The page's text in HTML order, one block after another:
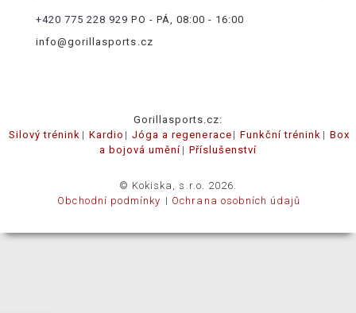
+420 775 228 929 PO - PÁ, 08:00 - 16:00
info@gorillasports.cz
Gorillasports.cz:
Silový trénink
Kardio Jóga a regenerace Funkční trénink
Box
a bojová umění
Příslušenství
© Kokiska, s.r.o. 2026.
Obchodní podmínky
Ochrana osobních údajů